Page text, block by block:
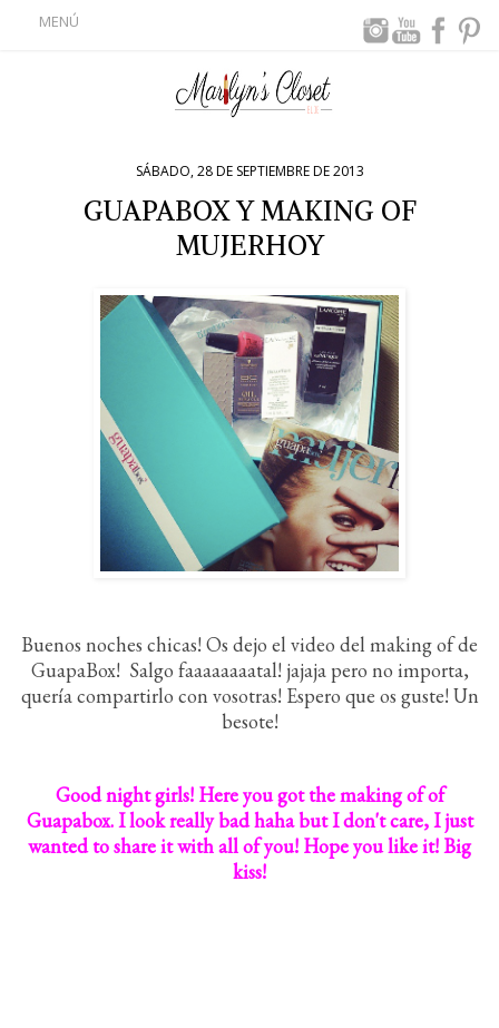
MENÚ
SÁBADO, 28 DE SEPTIEMBRE DE 2013
GUAPABOX Y MAKING OF
MUJERHOY
Buenos noches chicas! Os dejo el video del making of de
GuapaBox! Salgo faaaaaaaatal! jajaja pero no importa,
quería compartirlo con vosotras! Espero que os guste! Un
besote!
Good night girls! Here you got the making of of
Guapabox. I look really bad haha but I don't care, I just
wanted to share it with all of you! Hope you like it! Big
kiss!